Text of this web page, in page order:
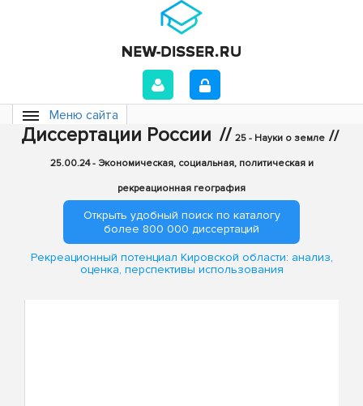
Меню сайта
Диссертации России // 25 - Науки о земле //
25.00.24 - Экономическая, социальная, политическая и
рекреационная география
Открыть удобный поиск по каталогу
более 800 000 диссертаций
Рекреационный потенциал Кировской области: анализ,
оценка, перспективы использования